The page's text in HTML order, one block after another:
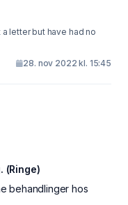
letter but have had no
28. nov 2022 kl. 15:45
(Ringe)
behandlinger hos